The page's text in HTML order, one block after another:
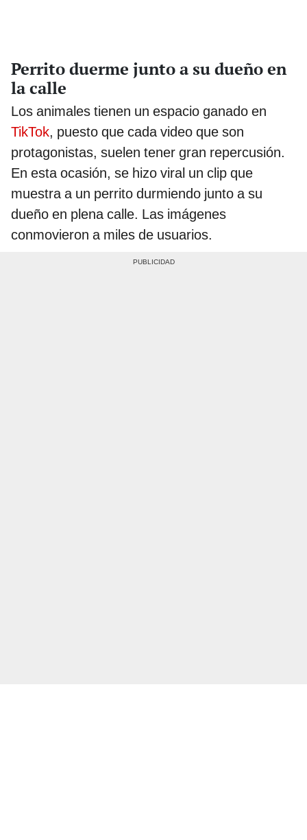
Perrito duerme junto a su dueño en
la calle
Los animales tienen un espacio ganado en
TikTok, puesto que cada video que son
protagonistas, suelen tener gran repercusión.
En esta ocasión, se hizo viral un clip que
muestra a un perrito durmiendo junto a su
dueño en plena calle. Las imágenes
conmovieron a miles de usuarios.